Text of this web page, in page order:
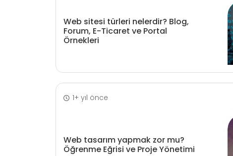
Web sitesi türleri nelerdir? Blog,
Forum, E-Ticaret ve Portal
Örnekleri
1+ yıl önce
Web tasarım yapmak zor mu?
Öğrenme Eğrisi ve Proje Yönetimi